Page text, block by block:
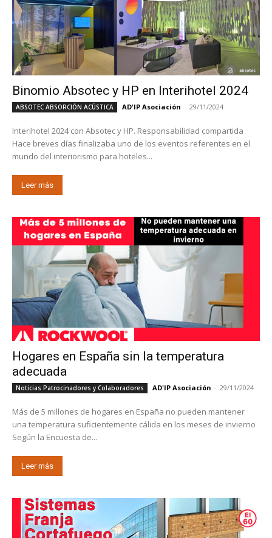
Binomio Absotec y HP en Interihotel 2024
ABSOTEC ABSORCIÓN ACÚSTICA AD'IP Asociación - 29/11/2024
Interihotel 2024 con Absotec y HP. Responsabilidad compartida
Hace breves días finalizaba uno de los eventos referentes en el
mundo del interiorismo para hoteles...
Leer más
Hogares en España sin la temperatura
adecuada
Noticias Patrocinadores y Colaboradores AD'IP Asociación - 29/11/2024
Más de 5 millones de hogares en España no pueden mantener
una temperatura suficientemente cálida en los meses de invierno
Según la Encuesta de...
Leer más